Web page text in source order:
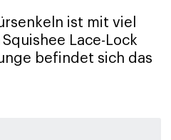
ist mit viel
Lace-Lock
befindet sich das